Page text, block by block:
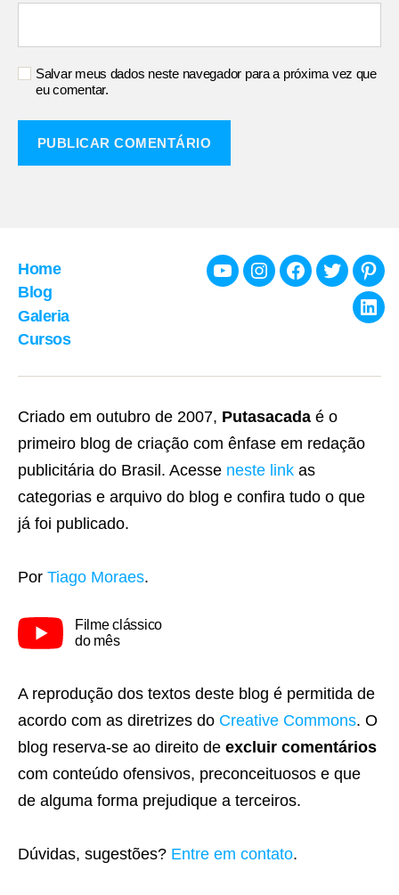
Salvar meus dados neste navegador para a próxima vez que
eu comentar.
Home
Blog
Galeria
Cursos
YoutubeInstagramFacebook
Twitter
Criado em outubro de 2007, Putasacada é o
primeiro blog de criação com ênfase em redação
publicitária do Brasil. Acesse neste link as
categorias e arquivo do blog e confira tudo o que
já foi publicado.
Por Tiago Moraes.
Filme clássico
do mês
A reprodução dos textos deste blog é permitida de
acordo com as diretrizes do Creative Commons. O
blog reserva-se ao direito de excluir comentários
com conteúdo ofensivos, preconceituosos e que
de alguma forma prejudique a terceiros.
Dúvidas, sugestões? Entre em contato.